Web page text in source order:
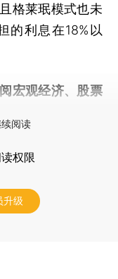
格莱珉模式也未
的利息在18%以
宏观经济、股票
阅读
权限
升级